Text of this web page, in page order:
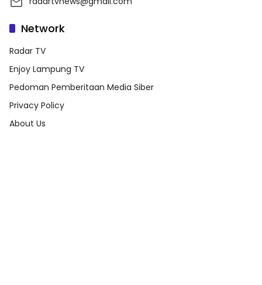
Network
Radar TV
Enjoy Lampung TV
Pedoman Pemberitaan Media Siber
Privacy Policy
About Us